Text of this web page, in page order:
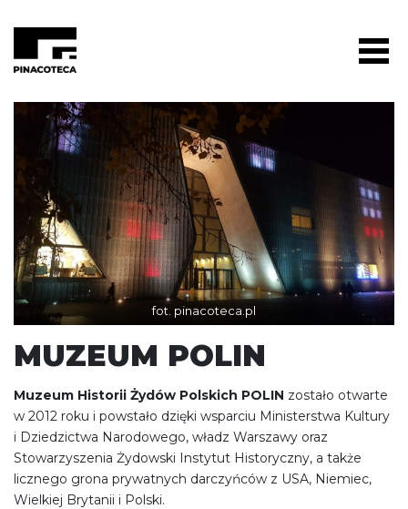
fot. pinacoteca.pl
MUZEUM POLIN
Muzeum Historii Żydów Polskich POLIN zostało otwarte
w 2012 roku i powstało dzięki wsparciu Ministerstwa Kultury
i Dziedzictwa Narodowego, władz Warszawy oraz
Stowarzyszenia Żydowski Instytut Historyczny, a także
licznego grona prywatnych darczyńców z USA, Niemiec,
Wielkiej Brytanii i Polski.